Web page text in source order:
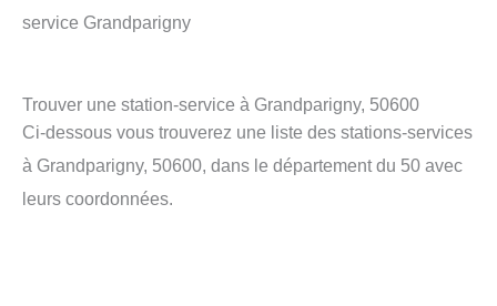
service Grandparigny
Trouver une station-service à Grandparigny, 50600
Ci-dessous vous trouverez une liste des stations-services
à Grandparigny, 50600, dans le département du 50 avec
leurs coordonnées.